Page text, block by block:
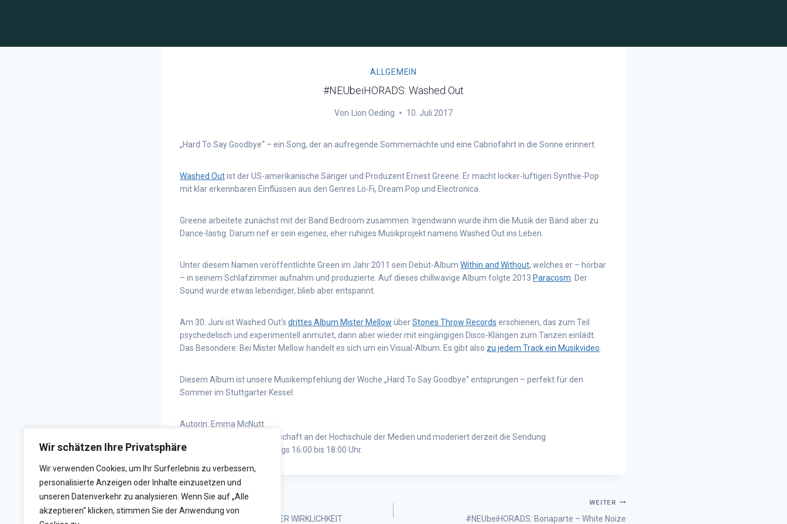
Wir schätzen Ihre Privatsphäre
Wir verwenden Cookies, um Ihr Surferlebnis zu verbessern,
personalisierte Anzeigen oder Inhalte einzusetzen und
unseren Datenverkehr zu analysieren. Wenn Sie auf „Alle
akzeptieren" klicken, stimmen Sie der Anwendung von
ALLGEMEIN
#NEUbeiHORADS: Washed Out
Von Lion Oeding 10. Juli 2017
„Hard To Say Goodbye“ – ein Song, der an aufregende Sommernächte und eine Cabriofahrt in die Sonne erinnert.
Washed Outist der US-amerikanische Sänger und Produzent Ernest Greene. Er macht locker-luftigen Synthie-Pop
mit klar erkennbaren Einflüssen aus den Genres Lo-Fi, Dream Pop und Electronica.
Greene arbeitete zunächst mit der Band Bedroom zusammen. Irgendwann wurde ihm die Musik der Band aber zu
Dance-lastig. Darum rief er sein eigenes, eher ruhiges Musikprojekt namens Washed Out ins Leben.
Unter diesem Namen veröffentlichte Green im Jahr 2011 sein Debüt-Album Within and Without, welches er – hörbar
– in seinem Schlafzimmer aufnahm und produzierte. Auf dieses chillwavige Album folgte 2013 Paracosm . Der
Sound wurde etwas lebendiger, blieb aber entspannt.
Am 30. Juni ist Washed Out’s drittes Album Mister Mellow überStones Throw Records erschienen, das zum Teil
psychedelisch und experimentell anmutet, dann aber wieder mit eingängigen Disco-Klängen zum Tanzen einlädt.
Das Besondere: Bei Mister Mellow handelt es sich um ein Visual-Album. Es gibt also zu jedem Track ein Musikvideo
Diesem Album ist unsere Musikempfehlung der Woche „Hard To Say Goodbye“ entsprungen – perfekt für den
Sommer im Stuttgarter Kessel.
Autorin: Emma McNutt
Emma studiert Medienwirtschaft an der Hochschule der Medien und moderiert derzeit die Sendung
„NEUbeiHORADS“ – dienstags 16:00 bis 18:00 Uhr.
HYPER REALITIES | WEGE AUS DER WIRKLICHKEIT
WEITER
#NEUbeiHORADS: Bonaparte – White Noize